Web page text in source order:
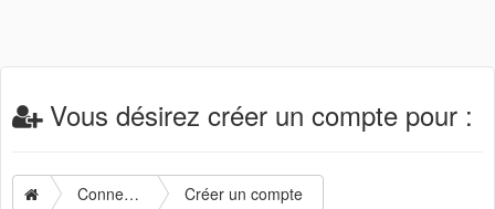
Vous désirez créer un compte pour :
Connexion Créer un compte